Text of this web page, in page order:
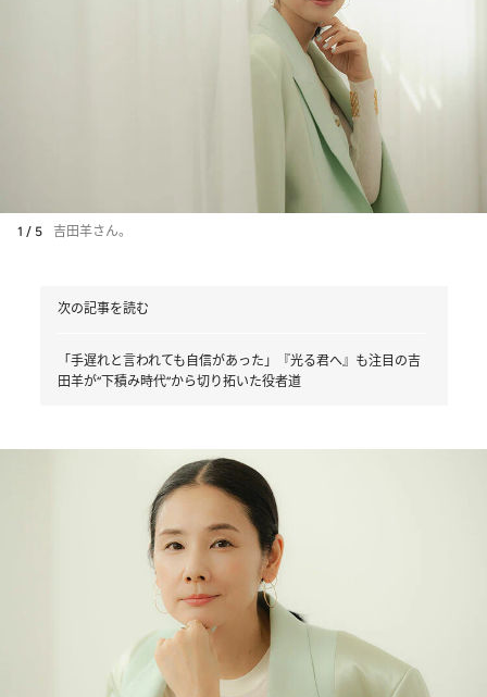
1 / 5 吉田羊さん。
次の記事を読む
「手遅れと言われても自信があった」『光る君へ』も注目の吉
田羊が“下積み時代“から切り拓いた役者道